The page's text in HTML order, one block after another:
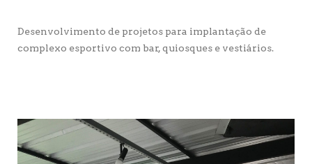
Desenvolvimento de projetos para implantação de
complexo esportivo com bar, quiosques e vestiários.